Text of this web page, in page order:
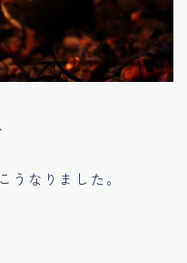
うなりました。